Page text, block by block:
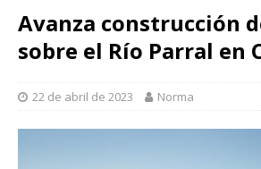
Avanza construcción
sobre el Río Parral en
22 de abril de 2023 Norma